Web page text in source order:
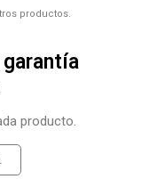
productos.
producto.